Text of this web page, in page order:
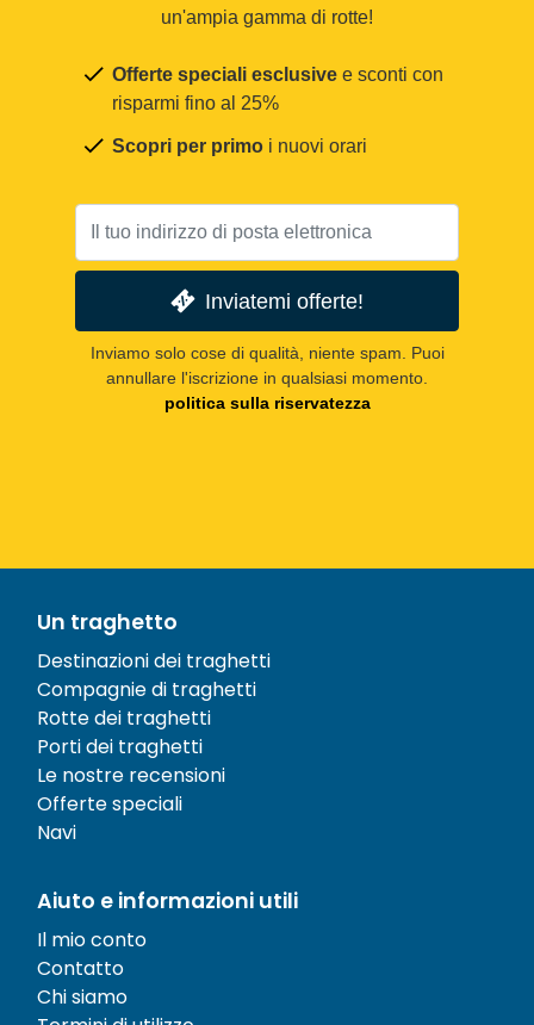
un'ampia gamma di rotte!
Offerte speciali esclusive e sconti con
risparmi fino al 25%
Scopri per primo i nuovi orari
Inviatemi offerte!
Inviamo solo cose di qualità, niente spam. Puoi
annullare l'iscrizione in qualsiasi momento.
politica sulla riservatezza
Un traghetto
Destinazioni dei traghetti
Compagnie di traghetti
Rotte dei traghetti
Porti dei traghetti
Le nostre recensioni
Offerte speciali
Navi
Aiuto e informazioni utili
Il mio conto
Contatto
Chi siamo